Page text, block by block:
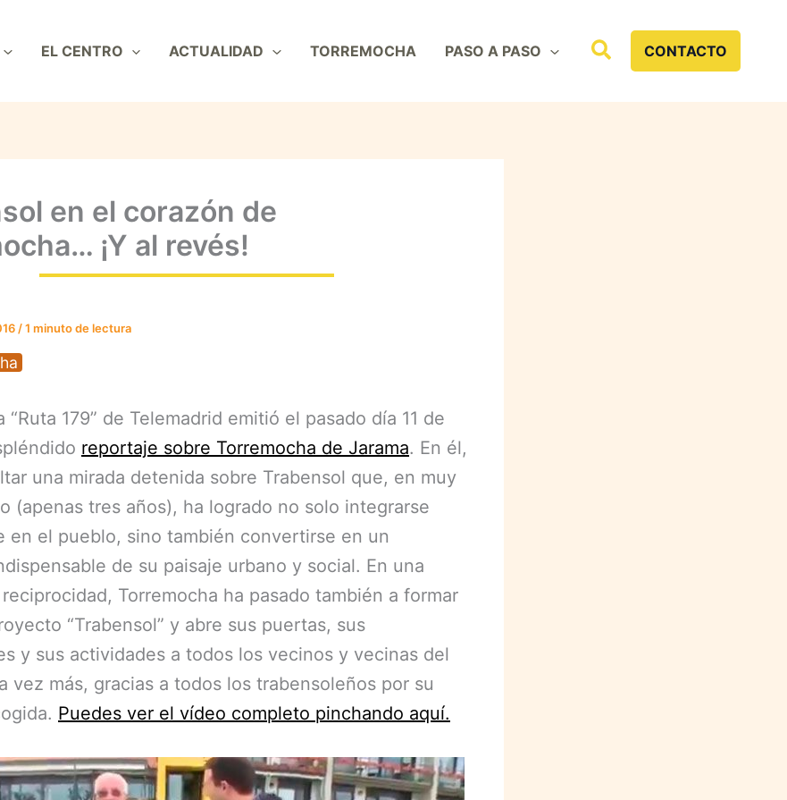
EL CENTRO ACTUALIDAD TORREMOCHA PASO A PASO BuscarCONTACTO
en el corazón de
¡Y al revés!
/1 minuto de lectura
“Ruta 179” de Telemadrid emitió el pasado día 11 de
reportaje sobre Torremocha de Jarama. En él,
una mirada detenida sobre Trabensol que, en muy
(apenas tres años), ha logrado no solo integrarse
en el pueblo, sino también convertirse en un
de su paisaje urbano y social. En una
Torremocha ha pasado también a formar
“Trabensol” y abre sus puertas, sus
y sus actividades a todos los vecinos y vecinas del
vez más, gracias a todos los trabensoleños por su
Puedes ver el vídeo completo pinchando aquí.